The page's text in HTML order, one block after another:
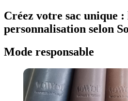
Créez votre sac unique :
personnalisation selon
Mode responsable